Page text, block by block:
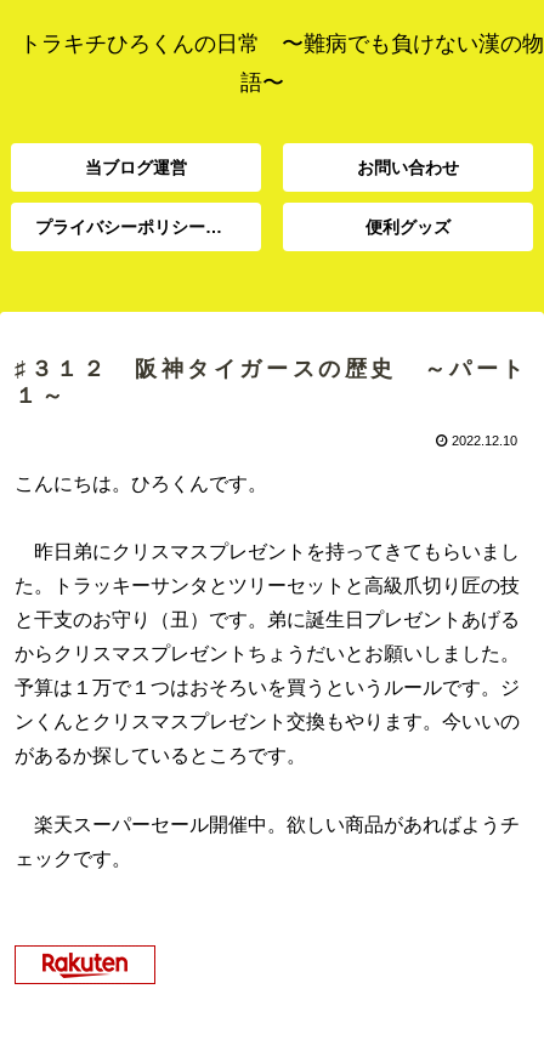
トラキチひろくんの日常 〜難病でも負けない漢の物
語〜
当ブログ運営 お問い合わせ
プライバシーポリシー、免責事項 便利グッズ
♯３１２ 阪神タイガースの歴史 ～パート
１～
2022.12.10
こんにちは。ひろくんです。
昨日弟にクリスマスプレゼントを持ってきてもらいまし
た。トラッキーサンタとツリーセットと高級爪切り匠の技
と干支のお守り（丑）です。弟に誕生日プレゼントあげる
からクリスマスプレゼントちょうだいとお願いしました。
予算は１万で１つはおそろいを買うというルールです。ジ
ンくんとクリスマスプレゼント交換もやります。今いいの
があるか探しているところです。
楽天スーパーセール開催中。欲しい商品があればようチ
ェックです。